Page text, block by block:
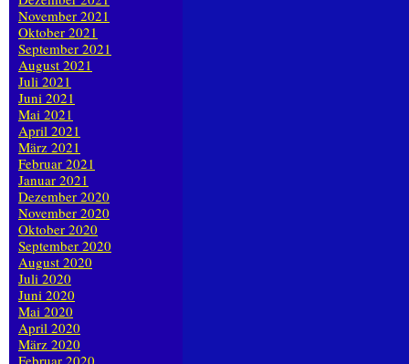
November 2021
Oktober 2021
September 2021
August 2021
Juli 2021
Juni 2021
Mai 2021
April 2021
März 2021
Februar 2021
Januar 2021
Dezember 2020
November 2020
Oktober 2020
September 2020
August 2020
Juli 2020
Juni 2020
Mai 2020
April 2020
März 2020
Februar 2020